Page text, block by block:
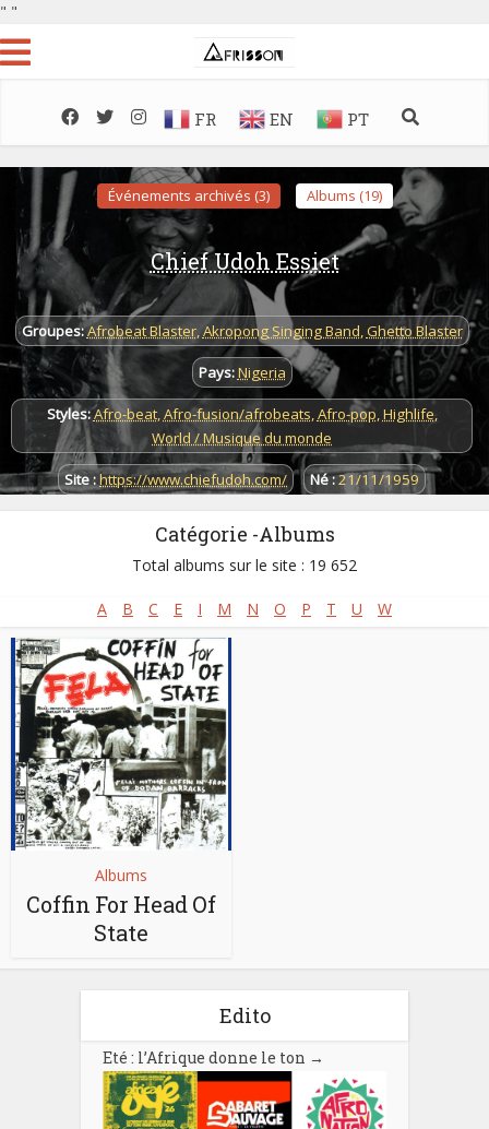
" "
FR EN PT
Événements archivés (3) Albums (19)
Chief Udoh Essiet
Groupes:Afrobeat Blaster,Akropong Singing Band,Ghetto Blaster
Pays:Nigeria
Styles:Afro-beat,Afro-fusion/afrobeats,Afro-pop,Highlife,
World / Musique du monde
Site :https://www.chiefudoh.com/ Né :21/11/1959
Catégorie -Albums
Total albums sur le site : 19 652
A B C E I M N O P T U W
Albums
Coffin For Head Of
State
Edito
Eté : l’Afrique donne le ton →